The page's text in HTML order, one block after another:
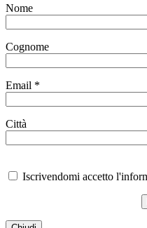
Nome
Cognome
Email *
Città
Iscrivendomi accetto